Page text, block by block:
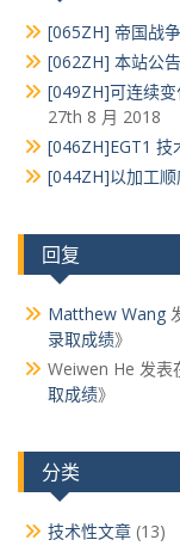
[065ZH] 帝国战
[062ZH] 本站公告
[049ZH]可连续
27th 8 月 2018
[046ZH]EGT1 技
[044ZH]以加工
回复
Matthew Wang
录取成绩》
Weiwen He 发表
取成绩》
分类
技术性文章 (13)